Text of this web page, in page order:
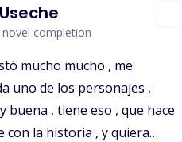
completion
mucho mucho , me
uno de los personajes ,
buena , tiene eso , que hace
con la historia , y quiera